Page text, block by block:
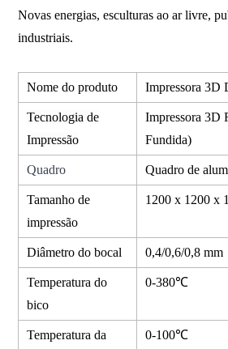
Novas energias, esculturas ao ar livre,
industriais.
Nome do produto Impressora 3D
Tecnologia de
Impressão
Impressora 3D
Fundida)
Quadro Quadro de
Tamanho de
impressão
1200 x 1200 x
Diâmetro do bocal 0,4/0,6/0,8 mm
Temperatura do
bico
0-380℃
Temperatura da
0-100℃